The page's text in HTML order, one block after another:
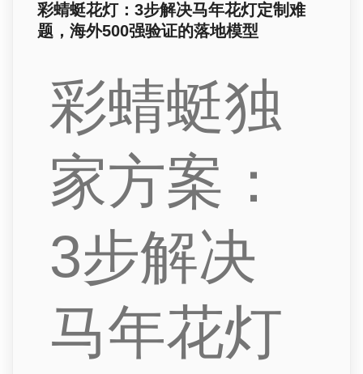
彩蜻蜓花灯：3步解决马年花灯定制难
题，海外500强验证的落地模型
彩蜻蜓独
家方案：
3步解决
马年花灯